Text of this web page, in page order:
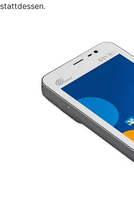
stattdessen.